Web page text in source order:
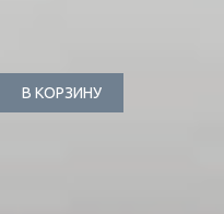
В КОРЗИНУ